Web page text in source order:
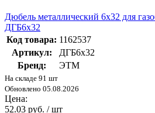
Дюбель металлический 6х32 для
ДГБ6х32
Код товара: 1162537
Артикул:
ДГБ6х32
Бренд:
ЭТМ
На складе 91 шт
Обновлено 05.08.2026
Цена:
52.03 руб. / шт